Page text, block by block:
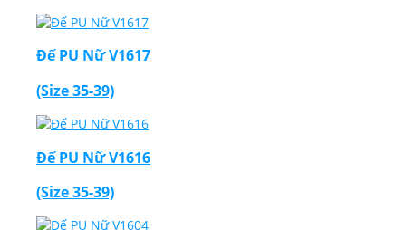
Đế PU Nữ V1617
(Size 35-39)
Đế PU Nữ V1616
(Size 35-39)